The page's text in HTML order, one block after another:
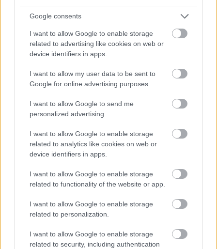
Google consents
I want to allow Google to enable storage
related to advertising like cookies on web or
device identifiers in apps.
I want to allow my user data to be sent to
Google for online advertising purposes.
I want to allow Google to send me
personalized advertising.
I want to allow Google to enable storage
related to analytics like cookies on web or
device identifiers in apps.
I want to allow Google to enable storage
related to functionality of the website or app.
I want to allow Google to enable storage
related to personalization.
I want to allow Google to enable storage
related to security, including authentication
PERL, VÁRADI ÉS TANOH DEZ IS OTT VAN A FÉRFI
KOSÁRLABDA-VÁLOGATOTT SZŰKÍTETT
KERETÉBEN
Észtország, Szlovénia és Svédország következik.